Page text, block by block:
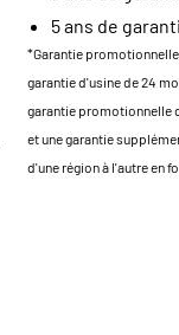
5 ans de
*Garantie
garantie d'usine de 24
garantie promotionnelle
et une garantie
d'une région à l'autre en